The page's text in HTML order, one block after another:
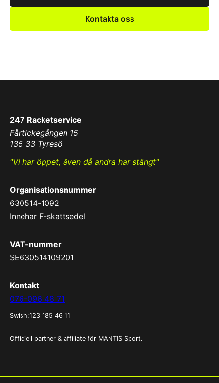
Kontakta oss
247 Racketservice
Fårtickegången 15
135 33 Tyresö
"Vi har öppet, även då andra har stängt"
Organisationsnummer
630514-1092
Innehar F-skattsedel
VAT-nummer
SE630514109201
Kontakt
076-096 48 71
Swish:123 185 46 11
Officiell partner & affiliate för MANTIS Sport.